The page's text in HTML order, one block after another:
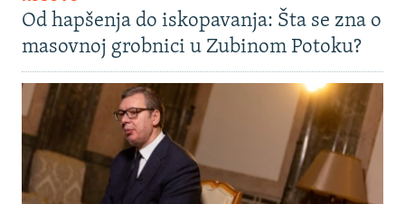
Od hapšenja do iskopavanja: Šta se zna o
masovnoj grobnici u Zubinom Potoku?